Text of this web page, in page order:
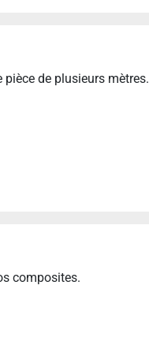
de plusieurs mètres.
composites.